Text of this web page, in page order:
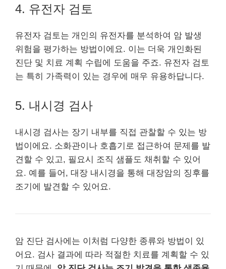
4. 유전자 검토
유전자 검토는 개인의 유전자를 분석하여 암 발생
위험을 평가하는 방법이에요. 이는 더욱 개인화된
진단 및 치료 계획 수립에 도움을 주죠. 유전자 검토
는 특히 가족력이 있는 경우에 매우 유용하답니다.
5. 내시경 검사
내시경 검사는 장기 내부를 직접 관찰할 수 있는 방
법이에요. 소화관이나 호흡기로 접근하여 문제를 발
견할 수 있고, 필요시 조직 샘플도 채취할 수 있어
요. 예를 들어, 대장 내시경을 통해 대장암의 징후를
조기에 발견할 수 있어요.
암 진단 검사에는 이처럼 다양한 종류와 방법이 있
어요. 검사 결과에 따라 적절한 치료를 계획할 수 있